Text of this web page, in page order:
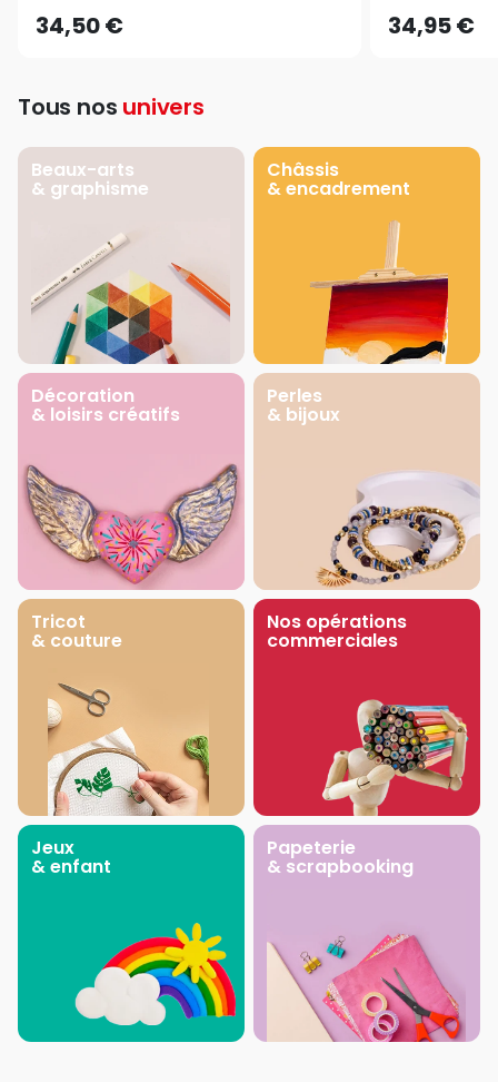
34,50 € 34,95 €
Tous nos univers
Beaux-arts
& graphisme
Châssis
& encadrement
Décoration
& loisirs créatifs
Perles
& bijoux
Tricot
& couture
Nos opérations
commerciales
Jeux
& enfant
Papeterie
& scrapbooking